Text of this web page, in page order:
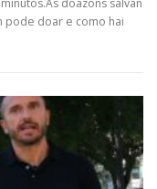
pode doar e como hai